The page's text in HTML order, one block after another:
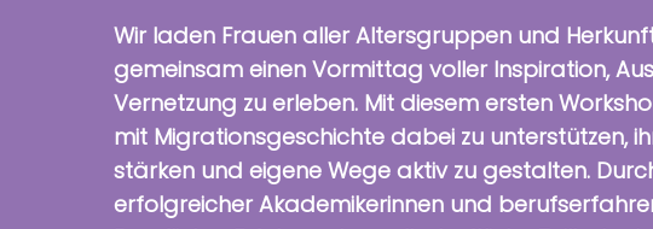
Wir laden Frauen aller Altersgruppen und
gemeinsam einen Vormittag voller Inspiration,
Vernetzung zu erleben. Mit diesem ersten
mit Migrationsgeschichte dabei zu unterstützen,
stärken und eigene Wege aktiv zu gestalten.
erfolgreicher Akademikerinnen und